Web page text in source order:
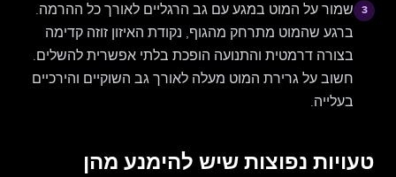
3
שמור על המוט במגע עם גב הרגליים לאורך כל ההרמה.
ברגע שהמוט מתרחק מהגוף, נקודת האיזון זוזה קדימה
בצורה דרמטית והתנועה הופכת בלתי אפשרית להשלים.
חשוב על גרירת המוט מעלה לאורך גב השוקיים והירכיים
בעלייה.
טעויות נפוצות שיש להימנע מהן